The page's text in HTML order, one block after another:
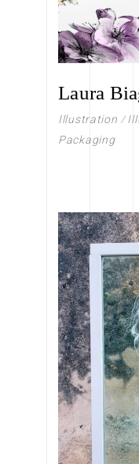
Laura
Illustration
Packaging